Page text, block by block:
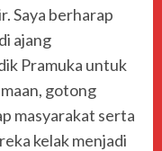
Saya berharap
ajang
Pramuka untuk
gotong
masyarakat serta
kelak menjadi